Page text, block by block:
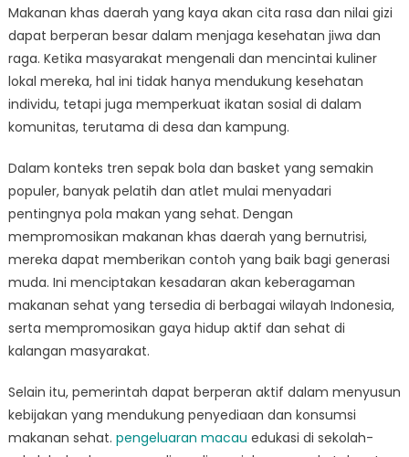
Makanan khas daerah yang kaya akan cita rasa dan nilai gizi
dapat berperan besar dalam menjaga kesehatan jiwa dan
raga. Ketika masyarakat mengenali dan mencintai kuliner
lokal mereka, hal ini tidak hanya mendukung kesehatan
individu, tetapi juga memperkuat ikatan sosial di dalam
komunitas, terutama di desa dan kampung.
Dalam konteks tren sepak bola dan basket yang semakin
populer, banyak pelatih dan atlet mulai menyadari
pentingnya pola makan yang sehat. Dengan
mempromosikan makanan khas daerah yang bernutrisi,
mereka dapat memberikan contoh yang baik bagi generasi
muda. Ini menciptakan kesadaran akan keberagaman
makanan sehat yang tersedia di berbagai wilayah Indonesia,
serta mempromosikan gaya hidup aktif dan sehat di
kalangan masyarakat.
Selain itu, pemerintah dapat berperan aktif dalam menyusun
kebijakan yang mendukung penyediaan dan konsumsi
makanan sehat. pengeluaran macau edukasi di sekolah-